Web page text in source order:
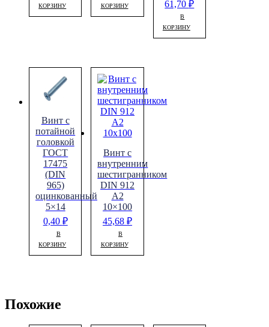
КОРЗИНУ
КОРЗИНУ
61,70₽
В
КОРЗИНУ
Винт с
потайной
головкой
ГОСТ
17475
(DIN
965)
оцинкованный
5×14
0,40 ₽
В
КОРЗИНУ
Винт с
внутренним
шестигранником
DIN 912
A2
10×100
45,68₽
В
КОРЗИНУ
Похожие